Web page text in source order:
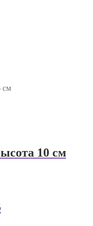
см
10 см